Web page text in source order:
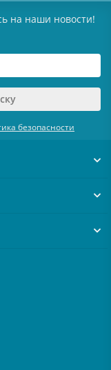
на наши новости!
безопасности